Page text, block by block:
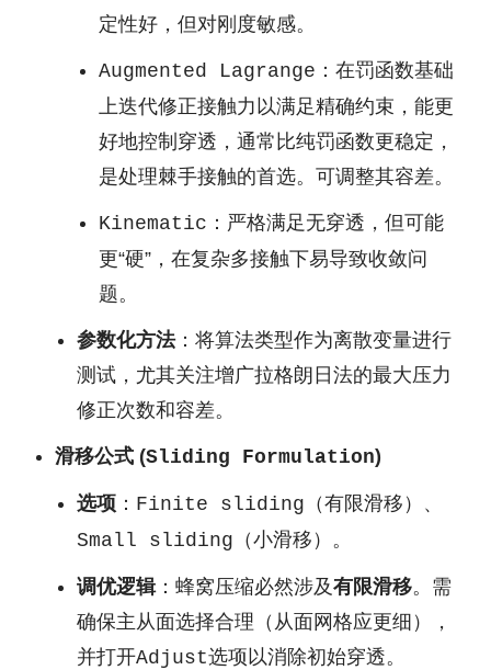
定性好，但对刚度敏感。
Augmented Lagrange ：在罚函数基础
上迭代修正接触力以满足精确约束，能更
好地控制穿透，通常比纯罚函数更稳定，
是处理棘手接触的首选。可调整其容差。
Kinematic ：严格满足无穿透，但可能
更“硬”，在复杂多接触下易导致收敛问
题。
参数化方法：将算法类型作为离散变量进行
测试，尤其关注增广拉格朗日法的最大压力
修正次数和容差。
滑移公式 (Sliding Formulation)
选项 ： Finite sliding （有限滑移）、
Small sliding （小滑移）。
调优逻辑：蜂窝压缩必然涉及有限滑移。需
确保主从面选择合理（从面网格应更细），
并打开Adjust选项以消除初始穿透。